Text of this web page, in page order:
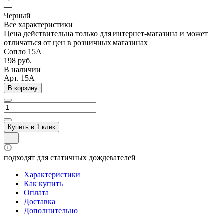
—
Черный
Все характеристики
Цена действительна только для интернет-магазина и может
отличаться от цен в розничных магазинах
Сопло 15A
198 руб.
В наличии
Арт. 15A
В корзину
Купить в 1 клик
подходят для статичных дождевателей
Характеристики
Как купить
Оплата
Доставка
Дополнительно